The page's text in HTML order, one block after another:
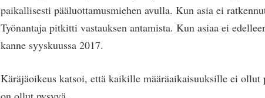
paikallisesti pääluottamusmiehen avulla. Kun asia ei
Työnantaja pitkitti vastauksen antamista. Kun asiaa ei
kanne syyskuussa 2017.
Käräjäoikeus katsoi, että kaikille määräaikaisuuksille ei ollut